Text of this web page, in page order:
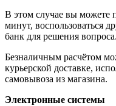
В этом случае вы можете
минут, воспользоваться
банк для решения вопроса.
Безналичным расчётом
курьерской доставке,
самовывоза из магазина.
Электронные системы